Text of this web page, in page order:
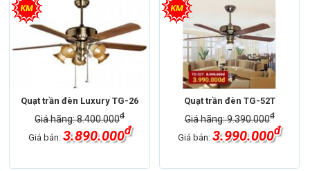
Quạt trần đèn Luxury TG-26
Giá hãng: 8.400.000đ
Giá bán: 3.890.000đ
Quạt trần đèn TG-52T
Giá hãng: 9.390.000đ
Giá bán:3.990.000đ